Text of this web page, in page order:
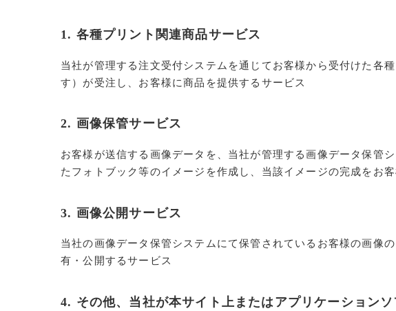
1. 各種プリント関連商品サービス
当社が管理する注文受付システムを通じてお客様から受付けた各
す）が受注し、お客様に商品を提供するサービス
2. 画像保管サービス
お客様が送信する画像データを、当社が管理する画像データ保管
たフォトブック等のイメージを作成し、当該イメージの完成をお
3. 画像公開サービス
当社の画像データ保管システムにて保管されているお客様の画像
有・公開するサービス
4. その他、当社が本サイト上またはアプリケーション